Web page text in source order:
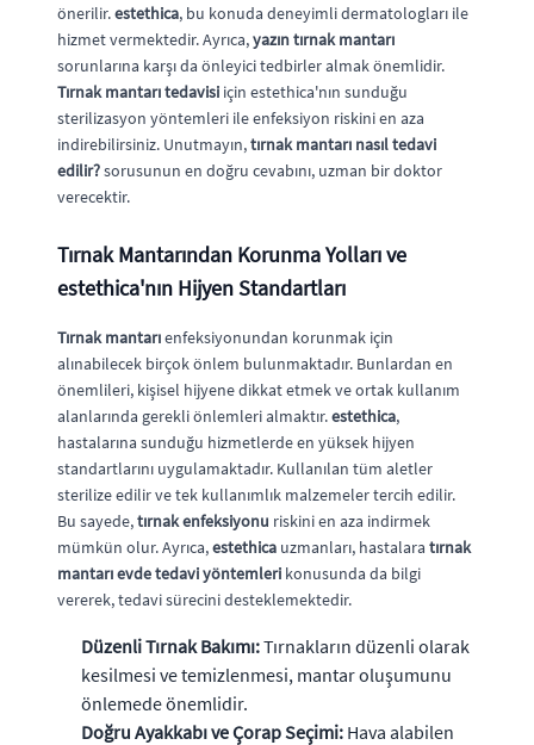
önerilir.estethica, bu konuda deneyimli dermatologları ile
hizmet vermektedir. Ayrıca,yazın tırnak mantarı
sorunlarına karşı da önleyici tedbirler almak önemlidir.
Tırnak mantarı tedavisi için estethica'nın sunduğu
sterilizasyon yöntemleri ile enfeksiyon riskini en aza
indirebilirsiniz. Unutmayın,tırnak mantarı nasıl tedavi
edilir?sorusunun en doğru cevabını, uzman bir doktor
verecektir.
Tırnak Mantarından Korunma Yolları ve
estethica'nın Hijyen Standartları
Tırnak mantarıenfeksiyonundan korunmak için
alınabilecek birçok önlem bulunmaktadır. Bunlardan en
önemlileri, kişisel hijyene dikkat etmek ve ortak kullanım
alanlarında gerekli önlemleri almaktır.estethica,
hastalarına sunduğu hizmetlerde en yüksek hijyen
standartlarını uygulamaktadır. Kullanılan tüm aletler
sterilize edilir ve tek kullanımlık malzemeler tercih edilir.
Bu sayede,tırnak enfeksiyonu riskini en aza indirmek
mümkün olur. Ayrıca,estethica uzmanları, hastalara tırnak
mantarı evde tedavi yöntemleri konusunda da bilgi
vererek, tedavi sürecini desteklemektedir.
Düzenli Tırnak Bakımı:Tırnakların düzenli olarak
kesilmesi ve temizlenmesi, mantar oluşumunu
önlemede önemlidir.
Doğru Ayakkabı ve Çorap Seçimi: Hava alabilen